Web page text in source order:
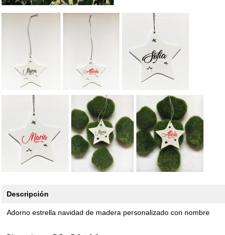
Descripción
Adorno estrella navidad de madera personalizado con nombre